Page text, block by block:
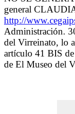
general
http://
Administración.
del Virreinato, lo
artículo 41 BIS
de El Museo del